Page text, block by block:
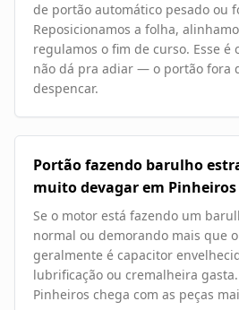
de portão automático pesado ou
Reposicionamos a folha,
regulamos o fim de curso. Esse é
não dá pra adiar — o portão fora
despencar.
Portão fazendo barulho
muito devagar em Pinheiros
Se o motor está fazendo um
normal ou demorando mais que
geralmente é capacitor
lubrificação ou cremalheira
Pinheiros chega com as peças